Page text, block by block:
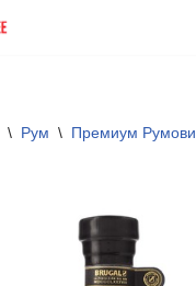
\ Рум \ Премиум Румови